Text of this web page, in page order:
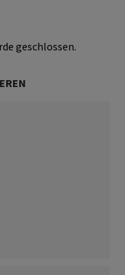
geschlossen.